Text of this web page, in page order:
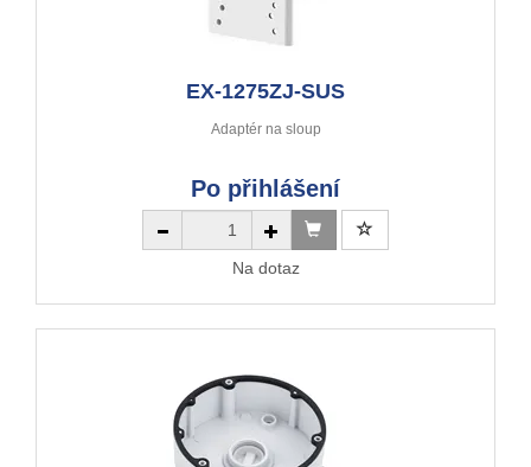
EX-1275ZJ-SUS
Adaptér na sloup
Po přihlášení
Na dotaz